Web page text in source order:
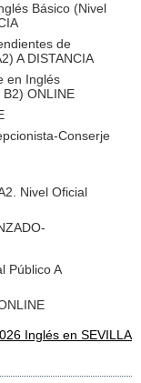
Básico (Nivel
de
A DISTANCIA
en Inglés
ONLINE
Conserje
Nivel Oficial
Público A
Inglés en SEVILLA